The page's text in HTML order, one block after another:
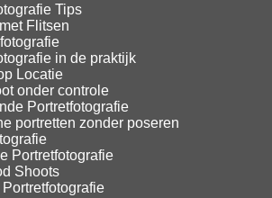
Tips
Flitsen
in de praktijk
Locatie
onder controle
Portretfotografie
portretten zonder poseren
Portretfotografie
Shoots